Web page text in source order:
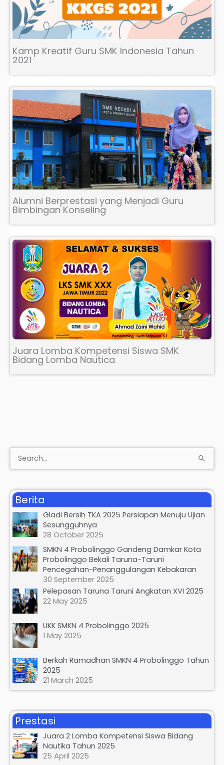
Kamp Kreatif Guru SMK Indonesia Tahun
2021
Alumni Berprestasi yang Menjadi Guru
Bimbingan Konseling
Juara Lomba Kompetensi Siswa SMK
Bidang Lomba Nautica
a
c
h
o
Berita
Gladi Bersih TKA 2025 Persiapan Menuju Ujian
Sesungguhnya
28 October 2025
SMKN 4 Probolinggo Gandeng Damkar Kota
Probolinggo Bekali Taruna-Taruni
Pencegahan-Penanggulangan Kebakaran
30 September 2025
Pelepasan Taruna Taruni Angkatan XVI 2025
22 May 2025
UKK SMKN 4 Probolinggo 2025
1 May 2025
Berkah Ramadhan SMKN 4 Probolinggo Tahun
2025
21 March 2025
Prestasi
Juara 2 Lomba Kompetensi Siswa Bidang
Nautika Tahun 2025
25 April 2025